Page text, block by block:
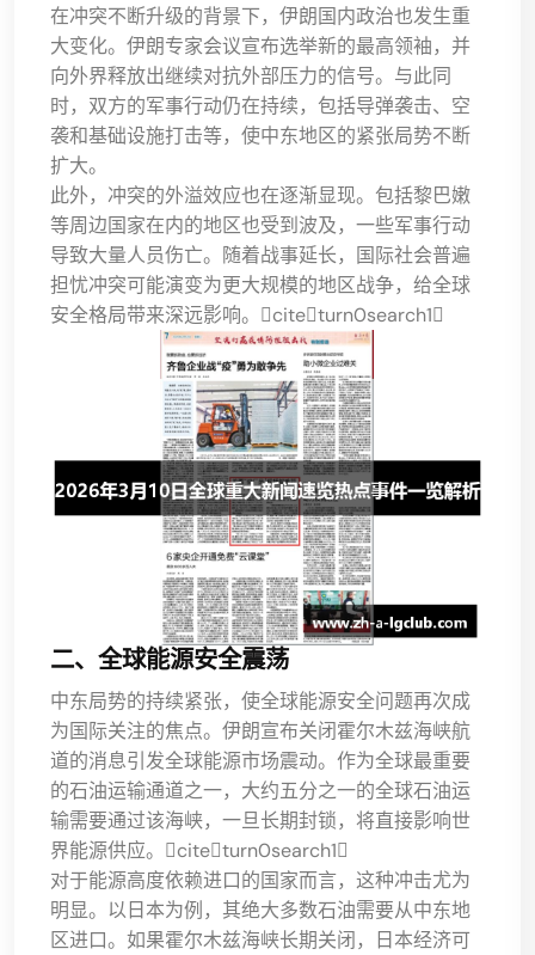
在冲突不断升级的背景下，伊朗国内政治也发生重
大变化。伊朗专家会议宣布选举新的最高领袖，并
向外界释放出继续对抗外部压力的信号。与此同
时，双方的军事行动仍在持续，包括导弹袭击、空
袭和基础设施打击等，使中东地区的紧张局势不断
扩大。
此外，冲突的外溢效应也在逐渐显现。包括黎巴嫩
等周边国家在内的地区也受到波及，一些军事行动
导致大量人员伤亡。随着战事延长，国际社会普遍
担忧冲突可能演变为更大规模的地区战争，给全球
安全格局带来深远影响。citeturn0search1
二、全球能源安全震荡
中东局势的持续紧张，使全球能源安全问题再次成
为国际关注的焦点。伊朗宣布关闭霍尔木兹海峡航
道的消息引发全球能源市场震动。作为全球最重要
的石油运输通道之一，大约五分之一的全球石油运
输需要通过该海峡，一旦长期封锁，将直接影响世
界能源供应。citeturn0search1
对于能源高度依赖进口的国家而言，这种冲击尤为
明显。以日本为例，其绝大多数石油需要从中东地
区进口。如果霍尔木兹海峡长期关闭，日本经济可